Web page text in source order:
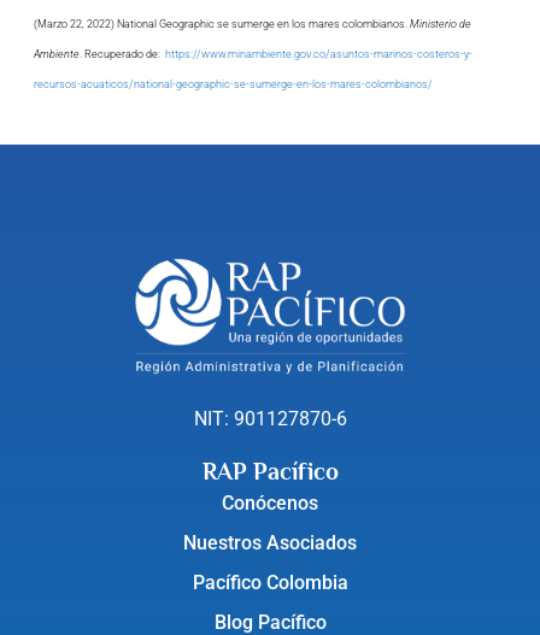
(Marzo 22, 2022) National Geographic se sumerge en los mares colombianos.Ministerio de
Ambiente . Recuperado de: https://www.minambiente.gov.co/asuntos-marinos-costeros-y-
recursos-acuaticos/national-geographic-se-sumerge-en-los-mares-colombianos/
NIT: 901127870-6
RAP Pacífico
Conócenos
Nuestros Asociados
Pacífico Colombia
Blog Pacífico